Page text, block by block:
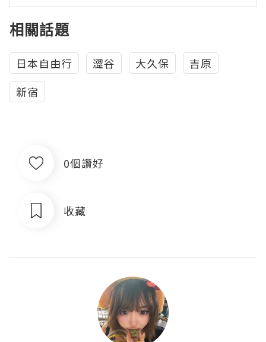
相關話題
日本自由行 澀谷 大久保
吉原
新宿
0個讚好
收藏